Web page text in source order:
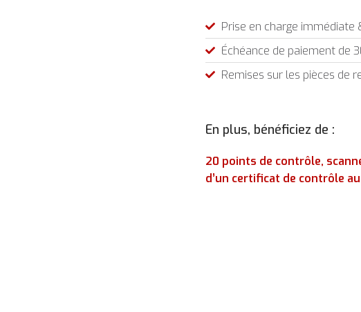
Prise en charge immédiate
Échéance de paiement de
Remises sur les pièces de
En plus, bénéficiez de :
20 points de contrôle,
d’un certificat de contrôle